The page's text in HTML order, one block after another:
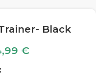
Black
€